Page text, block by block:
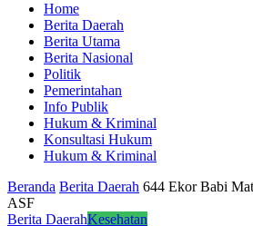
Home
Berita Daerah
Berita Utama
Berita Nasional
Politik
Pemerintahan
Info Publik
Hukum & Kriminal
Konsultasi Hukum
Hukum & Kriminal
Beranda Berita Daerah 644 Ekor Babi
ASF
Berita DaerahKesehatan